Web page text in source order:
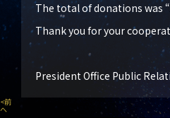
The total of donations was
Thank you for your
President Office Public
<前
へ